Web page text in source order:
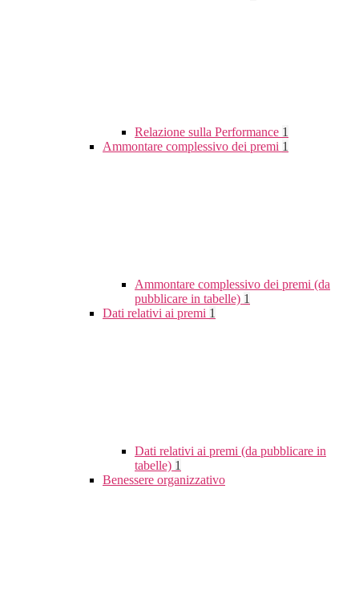
Relazione sulla Performance 1
Ammontare complessivo dei premi 1
Ammontare complessivo dei premi (da
pubblicare in tabelle) 1
Dati relativi ai premi 1
Dati relativi ai premi (da pubblicare in
tabelle) 1
Benessere organizzativo